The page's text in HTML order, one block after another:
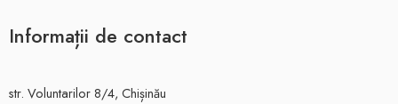
Informații de contact
str. Voluntarilor 8/4, Chișinău